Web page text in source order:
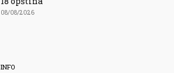
08/08/2026
INFO